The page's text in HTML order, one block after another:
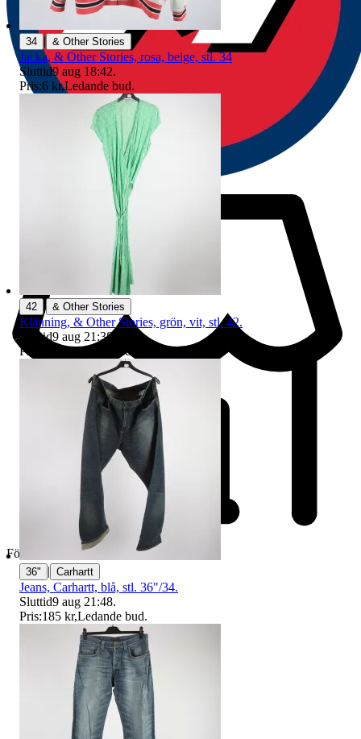
Företag
34 | & Other Stories
Jacka, & Other Stories, rosa, beige, stl. 34
Sluttid9 aug 18:42.
Pris:6 kr,Ledande bud.
42 & Other Stories
Klänning, & Other Stories, grön, vit, stl. 42.
Sluttid9 aug 21:38
Pris:
Ledande bud
36" | Carhartt
Jeans, Carhartt, blå, stl. 36"/34.
Sluttid9 aug 21:48.
Pris:185 kr,Ledande bud.